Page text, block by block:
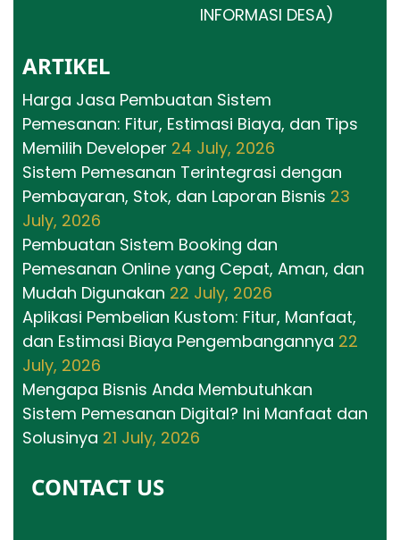
INFORMASI DESA)
ARTIKEL
Harga Jasa Pembuatan Sistem
Pemesanan: Fitur, Estimasi Biaya, dan Tips
Memilih Developer 24 July, 2026
Sistem Pemesanan Terintegrasi dengan
Pembayaran, Stok, dan Laporan Bisnis 23
July, 2026
Pembuatan Sistem Booking dan
Pemesanan Online yang Cepat, Aman, dan
Mudah Digunakan 22 July, 2026
Aplikasi Pembelian Kustom: Fitur, Manfaat,
dan Estimasi Biaya Pengembangannya 22
July, 2026
Mengapa Bisnis Anda Membutuhkan
Sistem Pemesanan Digital? Ini Manfaat dan
Solusinya 21 July, 2026
CONTACT US